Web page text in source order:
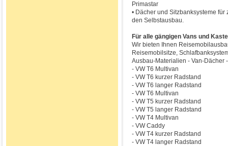
Primastar
• Dächer und Sitzbanksysteme
den Selbstausbau.
Für alle gängigen Vans und
Wir bieten Ihnen
Reisemobilsitze,
Ausbau-Materialien - Van-Dächer
- VW T6 Multivan
- VW T6 kurzer Radstand
- VW T6 langer Radstand
- VW T6 Multivan
- VW T5 kurzer Radstand
- VW T5 langer Radstand
- VW T4 Multivan
- VW Caddy
- VW T4 kurzer Radstand
- VW T4 langer Radstand